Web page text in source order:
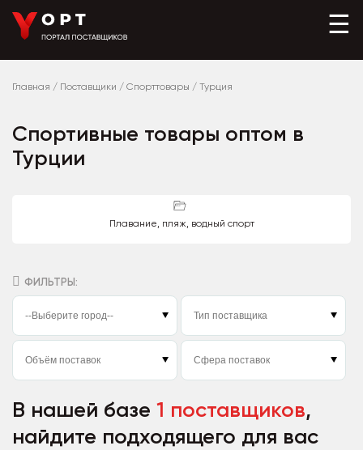
☰
Главная / Поставщики / Спорттовары / Турция
Спортивные товары оптом в
Турции
Плавание, пляж, водный спорт
ФИЛЬТРЫ:
В нашей базе 1 поставщиков,
найдите подходящего для вас